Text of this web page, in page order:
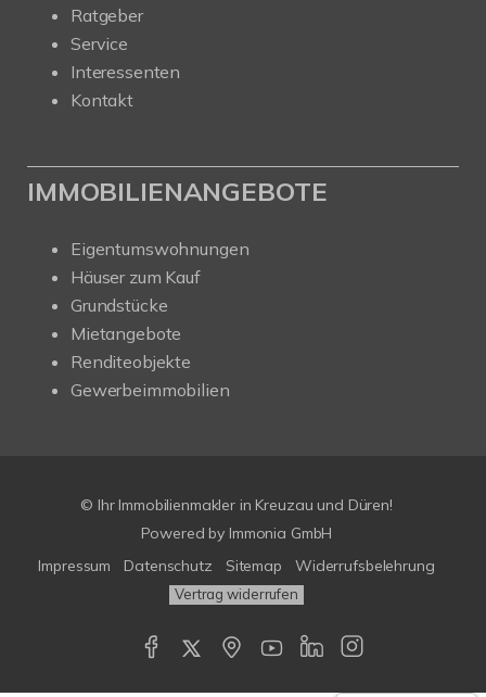
Ratgeber
Service
Interessenten
Kontakt
IMMOBILIENANGEBOTE
Eigentumswohnungen
Häuser zum Kauf
Grundstücke
Mietangebote
Renditeobjekte
Gewerbeimmobilien
© Ihr Immobilienmakler in Kreuzau und Düren!
Powered by Immonia GmbH
Impressum
Datenschutz Sitemap Widerrufsbelehrung
Vertrag widerrufen